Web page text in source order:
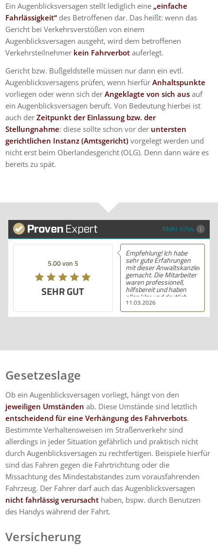
Ein Augenblicksversagen stellt lediglich eine „einfache
Fahrlässigkeit“ des Betroffenen dar. Das heißt: wenn das
Gericht bei Verkehrsverstößen von einem
Augenblicksversagen ausgeht, wird dem betroffenen
Verkehrsteilnehmer kein Fahrverbot auferlegt.
Gericht bzw. Bußgeldstelle müssen nur dann ein evtl.
Augenblicksversagens prüfen, wenn hierfürAnhaltspunkte
vorliegen oder wenn sich derAngeklagte von sich aus auf
ein Augenblicksversagen beruft. Von Bedeutung hierbei ist
auch derZeitpunkt der Einlassung bzw. der
Stellungnahme: diese sollte schon vor der untersten
gerichtlichen Instanz (Amtsgericht) vorgelegt werden und
nicht erst beim Oberlandesgericht (OLG). Denn dann wäre es
bereits zu spät.
Mehr Infos
5.00 von 5
SEHR GUT
11.03.2026
Empfehlung! Ich habe
sehr gute Erfahrungen
mit dieser Anwaltskanzlei
gemacht. Die Mitarbeiter
waren professionell,
hilfsbereit und haben
alles klar und deutlich
erklärt. Ich bin mit der
Beratung sehr zufrieden
und kann ihre
Gesetzeslage
Ob ein Augenblicksversagen vorliegt, hängt von den
jeweiligen Umständen ab. Diese Umstände sind letztlich
entscheidend für eine Verhängung des Fahrverbots.
Bestimmte Verhaltensweisen im Straßenverkehr sind
allerdings in jeder Situation gefährlich und praktisch nicht
durch Augenblicksversagen zu rechtfertigen. Beispiele hierfür
sind das Fahren gegen die Fahrtrichtung oder die
Missachtung des Mindestabstandes zum vorausfahrenden
Fahrzeug. Der Fahrer darf auch das Augenblicksversagen
nicht fahrlässig verursacht haben, bspw. durch Benutzen
des Handys während der Fahrt.
Versicherung